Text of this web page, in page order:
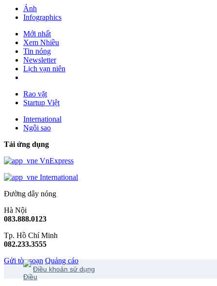
Ảnh
Infographics
Mới nhất
Xem Nhiều
Tin nóng
Newsletter
Lịch vạn niên
Rao vặt
Startup Việt
International
Ngôi sao
Tải ứng dụng
VnExpress
International
Đường dây nóng
Hà Nội
083.888.0123
Tp. Hồ Chí Minh
082.233.3555
Gửi tòa soạn Quảng cáo
Điều khoản sử dụng